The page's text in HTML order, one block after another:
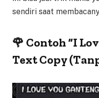
sendiri saat
🌹 Contoh “I
Text Copy